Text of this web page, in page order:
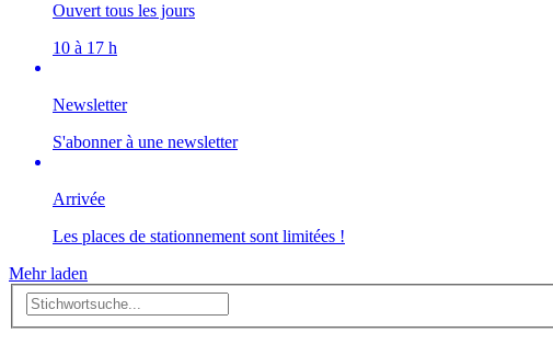
Ouvert tous les jours
10 à 17 h
Newsletter
S'abonner à une newsletter
Arrivée
Les places de stationnement sont limitées !
Mehr laden